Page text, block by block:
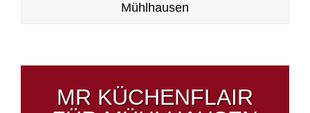
Mühlhausen
MR KÜCHENFLAIR